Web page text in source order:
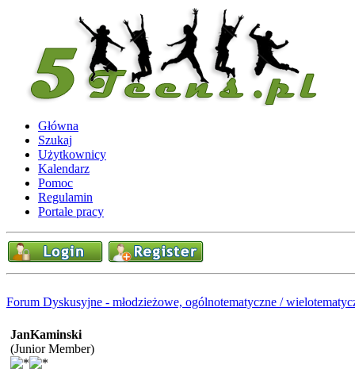
Główna
Szukaj
Użytkownicy
Kalendarz
Pomoc
Regulamin
Portale pracy
Forum Dyskusyjne - młodzieżowe, ogólnotematyczne /
JanKaminski
(Junior Member)